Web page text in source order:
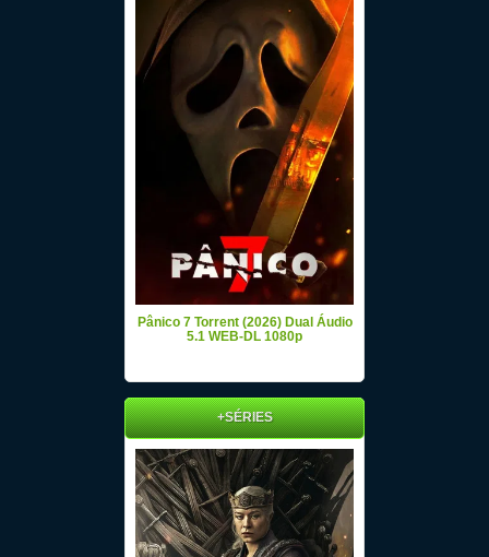
Pânico 7 Torrent (2026) Dual Áudio
5.1 WEB-DL 1080p
+SÉRIES